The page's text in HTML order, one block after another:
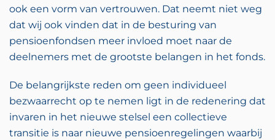
ook een vorm van vertrouwen. Dat neemt niet weg
dat wij ook vinden dat in de besturing van
pensioenfondsen meer invloed moet naar de
deelnemers met de grootste belangen in het fonds.
De belangrijkste reden om geen individueel
bezwaarrecht op te nemen ligt in de redenering dat
invaren in het nieuwe stelsel een collectieve
transitie is naar nieuwe pensioenregelingen waarbij